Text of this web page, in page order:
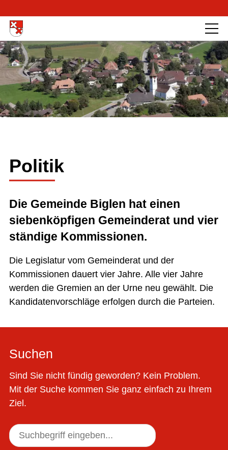
Politik
Die Gemeinde Biglen hat einen
siebenköpfigen Gemeinderat und vier
ständige Kommissionen.
Die Legislatur vom Gemeinderat und der
Kommissionen dauert vier Jahre. Alle vier Jahre
werden die Gremien an der Urne neu gewählt. Die
Kandidatenvorschläge erfolgen durch die Parteien.
Suchen
Sind Sie nicht fündig geworden? Kein Problem.
Mit der Suche kommen Sie ganz einfach zu Ihrem
Ziel.